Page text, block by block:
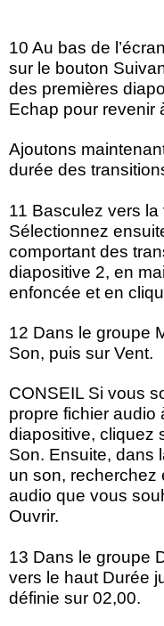
10 Au bas de
sur le bouton
des premières
Echap pour revenir
Ajoutons
durée des
11 Basculez vers
Sélectionnez
comportant des
diapositive 2, en
enfoncée et en
12 Dans le groupe
Son, puis sur Vent.
CONSEIL Si vous
propre fichier audio
diapositive, cliquez
Son. Ensuite, dans
un son, recherchez
audio que vous
Ouvrir.
13 Dans le groupe
vers le haut Durée
définie sur 02,00.